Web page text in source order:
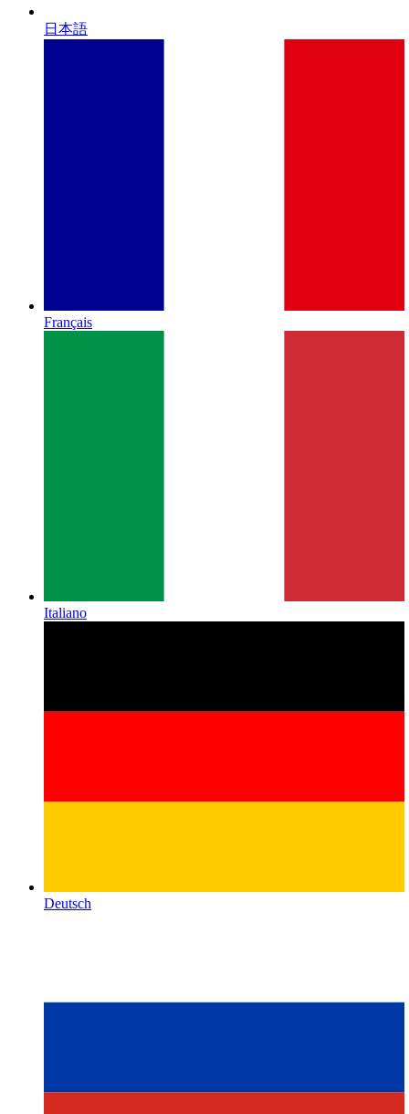
日本語
Français
Italiano
Deutsch